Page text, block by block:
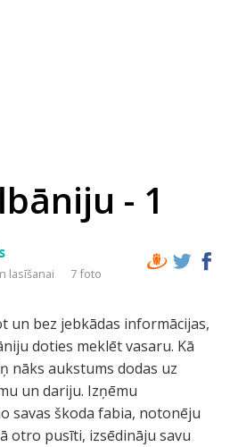
- 1
lasīšanai 7 foto
un bez jebkādas informācijas,
doties meklēt vasaru. Kā
nāks aukstums dodas uz
un dariju. Izņēmu
savas škoda fabia, notonēju
otro pusīti, izsēdināju savu